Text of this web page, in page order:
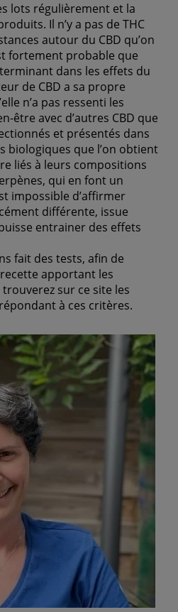
lots régulièrement et la
Il n’y a pas de THC
autour du CBD qu’on
fortement probable que
dans les effets du
de CBD a sa propre
n’a pas ressenti les
être avec d’autres CBD que
et présentés dans
biologiques que l’on obtient
liés à leurs compositions
qui en font un
impossible d’affirmer
différente, issue
entrainer des effets
fait des tests, afin de
apportant les
sur ce site les
à ces critères.